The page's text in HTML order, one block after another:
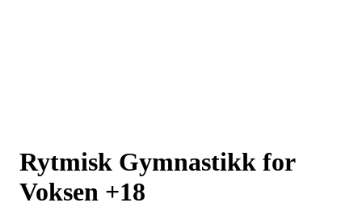
Rytmisk Gymnastikk for
Voksen +18